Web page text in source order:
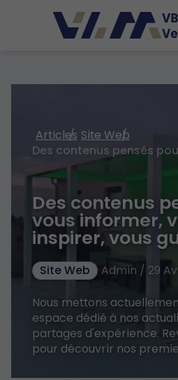
Articles Site Web
Des contenus
vous informer,
inspirer, vous
Site Web
Admin / 29
Nous mettons
espace dédié à nos
partages d'expérience.
pour découvrir nos